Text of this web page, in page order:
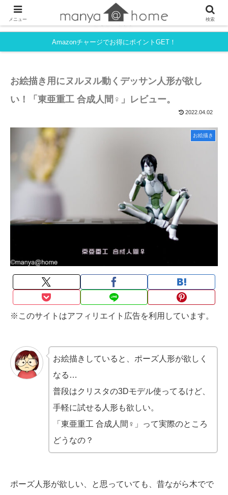
フルタイム共働き・育児中でも、シンプルライフを目指すmanyaさんちの
ライフハック。
Amazonチャージでお得にポイントGET！
お絵描き用にヌルヌル動くデッサン人形が欲し
い！「東亜重工 合成人間♀」レビュー。
2022.04.02
お絵描き
※このサイトはアフィリエイト広告を利用しています。
お絵描きしていると、ポーズ人形が欲しく
なる…
普段はクリスタの3Dモデル使ってるけど、
手軽に試せる人形も欲しい。
「東亜重工 合成人間♀」って実際のところ
どうなの？
ポーズ人形が欲しい、と思っていても、昔ながら木でで
メニュー 検索